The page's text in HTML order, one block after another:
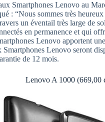
Smartphones Lenovo au
: “Nous sommes très
un éventail très large de
en permanence et qui
Lenovo apportent
Smartphones Lenovo seront
de 12 mois.
Lenovo A 1000 (669,00